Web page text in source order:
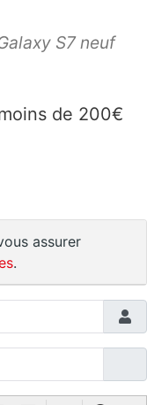
S7 neuf
de 200€
assurer
.